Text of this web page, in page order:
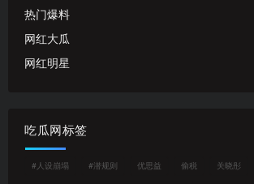
热门爆料
网红大瓜
网红明星
吃瓜网标签
#人设崩塌 #潜规则 优思益 偷税 关晓彤